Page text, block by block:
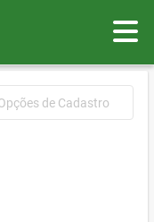
de Cadastro